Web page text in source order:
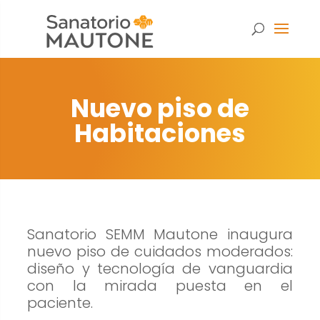
Nuevo piso de
Habitaciones
Sanatorio SEMM Mautone inaugura
nuevo piso de cuidados moderados:
diseño y tecnología de vanguardia
con la mirada puesta en el
paciente.
Necesarias